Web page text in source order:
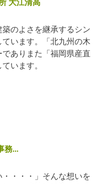
のよさを継承するシン
います。「北九州の木
ありまた「福岡県産直
います。
務...
・・・」そんな想いを